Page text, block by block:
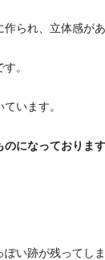
られ、立体感が
。
います。
になっております
い跡が残ってし